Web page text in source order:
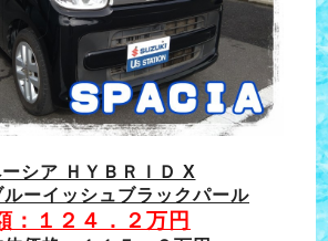
ーシア ＨＹＢＲＩＤ X
ルーイッシュブラックパール
：１２４．２万円